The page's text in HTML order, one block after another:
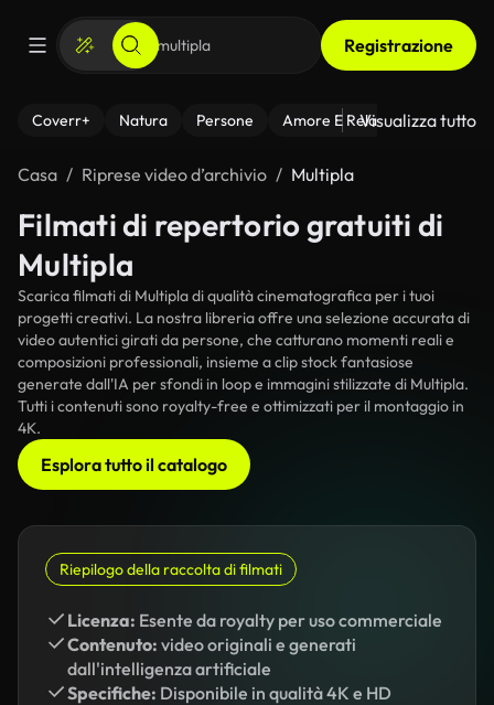
Registrazione
Coverr+ Natura Persone Amore E Relazioni Il
Visualizza tutto
Casa Riprese video d’archivio Multipla
Filmati di repertorio gratuiti di
Multipla
Scarica filmati di Multipla di qualità cinematografica per i tuoi
progetti creativi. La nostra libreria offre una selezione accurata di
video autentici girati da persone, che catturano momenti reali e
composizioni professionali, insieme a clip stock fantasiose
generate dall'IA per sfondi in loop e immagini stilizzate di Multipla.
Tutti i contenuti sono royalty-free e ottimizzati per il montaggio in
4K.
Esplora tutto il catalogo
Riepilogo della raccolta di filmati
Licenza: Esente da royalty per uso commerciale
Contenuto: video originali e generati
dall'intelligenza artificiale
Specifiche: Disponibile in qualità 4K e HD